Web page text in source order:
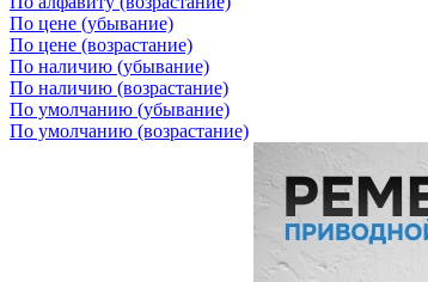
По цене (убывание)
По цене (возрастание)
По наличию (убывание)
По наличию (возрастание)
По умолчанию (убывание)
По умолчанию (возрастание)